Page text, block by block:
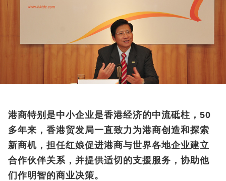
港商特别是中小企业是香港经济的中流砥柱，50
多年来，香港贸发局一直致力为港商创造和探索
新商机，担任红娘促进港商与世界各地企业建立
合作伙伴关系，并提供适切的支援服务，协助他
们作明智的商业决策。